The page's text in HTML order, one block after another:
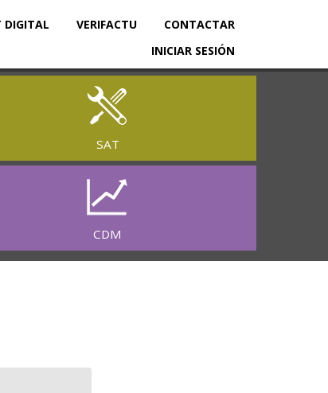
DIGITAL VERIFACTU
CONTACTAR
INICIAR SESIÓN
SAT
CDM